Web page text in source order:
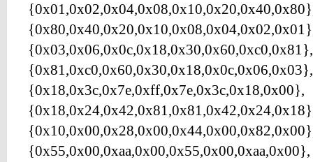
{0x03,0x06,0x0c,0x18,0x30,0x60,0xc0,0x81},
{0x81,0xc0,0x60,0x30,0x18,0x0c,0x06,0x03},
{0x18,0x3c,0x7e,0xff,0x7e,0x3c,0x18,0x00},
{0x55,0x00,0xaa,0x00,0x55,0x00,0xaa,0x00},